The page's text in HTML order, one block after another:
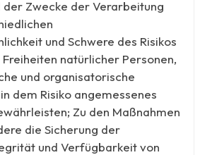
der Zwecke der Verarbeitung
und Schwere des Risikos
natürlicher Personen,
und organisatorische
dem Risiko angemessenes
Zu den Maßnahmen
die Sicherung der
und Verfügbarkeit von